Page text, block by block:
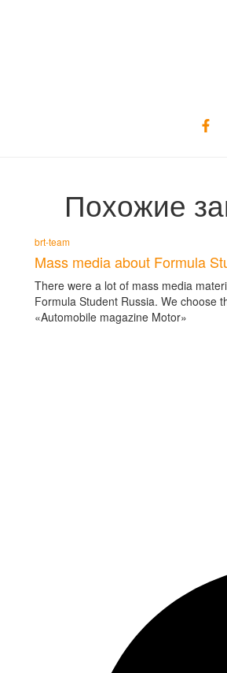
Похожие
brt-team
Mass media about Formula
There were a lot of mass media
Formula Student Russia. We choose
«Automobile magazine Motor»